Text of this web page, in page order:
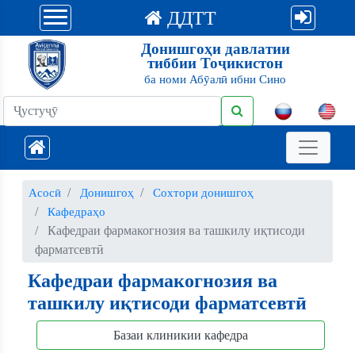
ДДТТ
Донишгоҳи давлатии
тиббии Тоҷикистон
ба номи Абӯалӣ ибни Сино
Асосӣ Донишгоҳ
Сохтори донишгоҳ
Кафедраҳо
Кафедраи фармакогнозия ва ташкилу иқтисоди
фарматсевтӣ
Кафедраи фармакогнозия ва
ташкилу иқтисоди фарматсевтӣ
Базаи клиникии кафедра